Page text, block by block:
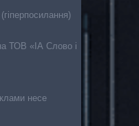
ТОВ «ІА Слово і
несе